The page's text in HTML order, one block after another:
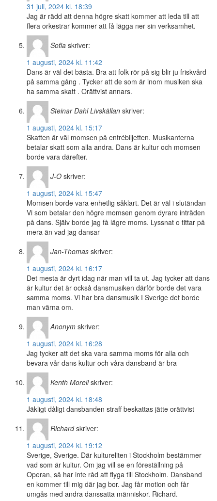
31 juli, 2024 kl. 18:39
Jag är rädd att denna högre skatt kommer att leda till att
flera orkestrar kommer att få lägga ner sin verksamhet.
Sofia skriver:
1 augusti, 2024 kl. 11:42
Dans är väl det bästa. Bra att folk rör på sig blir ju friskvård
på samma gång . Tycker att de som är inom musiken ska
ha samma skatt . Orättvist annars.
Steinar Dahl Livskällan skriver:
1 augusti, 2024 kl. 15:17
Skatten är väl momsen på entrébiljetten. Musikanterna
betalar skatt som alla andra. Dans är kultur och momsen
borde vara därefter.
J-O skriver:
1 augusti, 2024 kl. 15:47
Momsen borde vara enhetlig såklart. Det är väl i slutändan
Vi som betalar den högre momsen genom dyrare inträden
på dans. Själv borde jag få lägre moms. Lyssnat o tittar på
mera än vad jag dansar
Jan-Thomas skriver:
1 augusti, 2024 kl. 16:17
Det mesta är dyrt idag när man vill ta ut. Jag tycker att dans
är kultur det är också dansmusiken därför borde det vara
samma moms. Vi har bra dansmusik I Sverige det borde
man värna om.
Anonym skriver:
1 augusti, 2024 kl. 16:28
Jag tycker att det ska vara samma moms för alla och
bevara vår dans kultur och våra dansband är bra
Kenth Morell skriver:
1 augusti, 2024 kl. 18:48
Jäkligt dåligt dansbanden straff beskattas jätte orättvist
Richard skriver:
1 augusti, 2024 kl. 19:12
Sverige, Sverige. Där kultureliten i Stockholm bestämmer
vad som är kultur. Om jag vill se en föreställning på
Operan, så har inte råd att flyga till Stockholm. Dansband
en kommer till mig där jag bor. Jag får motion och får
umgås med andra danssatta människor. Richard.